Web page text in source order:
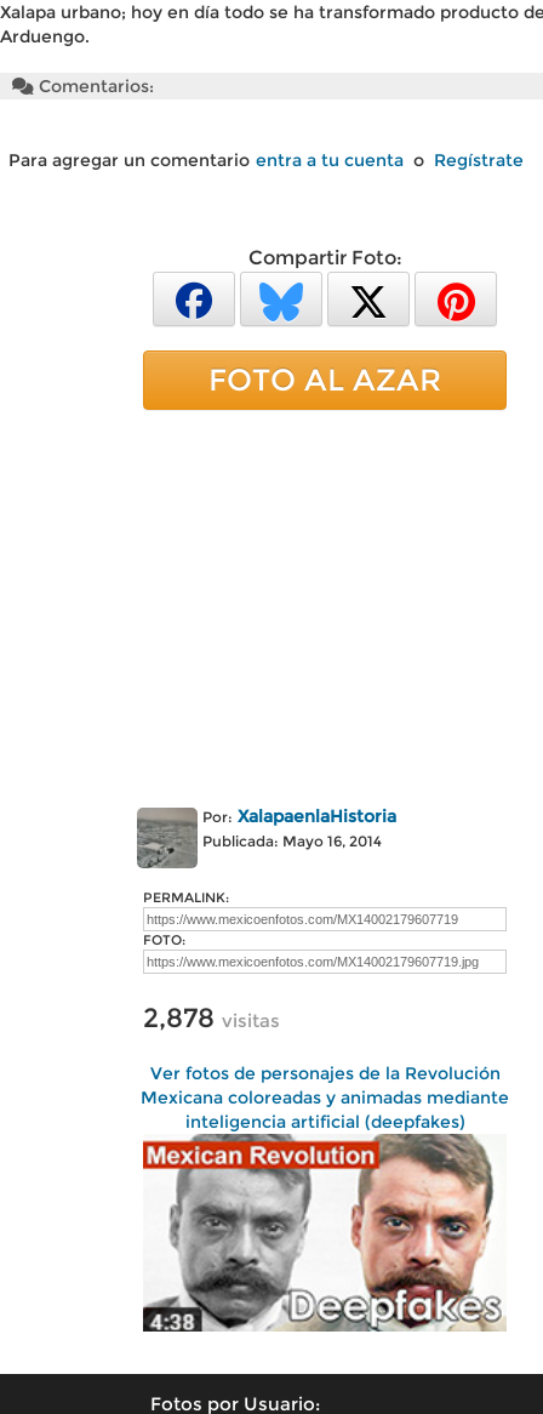
Xalapa urbano; hoy en día todo se ha transformado producto
Arduengo.
Comentarios:
Para agregar un comentario entra a tu cuenta o Regístrate
Compartir Foto:
FOTO AL AZAR
Por: XalapaenlaHistoria
Publicada: Mayo 16, 2014
PERMALINK:
FOTO:
2,878 visitas
Ver fotos de personajes de la Revolución
Mexicana coloreadas y animadas mediante
inteligencia artificial (deepfakes)
Fotos por Usuario: